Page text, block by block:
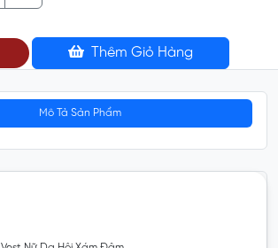
Thêm Giỏ Hàng
Mô Tả Sản Phẩm